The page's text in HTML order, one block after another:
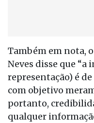
Também em nota,
Neves disse que “a
representação) é
com objetivo
portanto,
qualquer